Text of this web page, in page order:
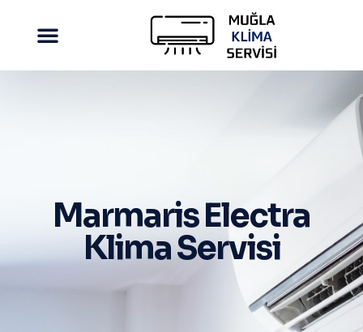
Marmaris Electra
Klima Servisi